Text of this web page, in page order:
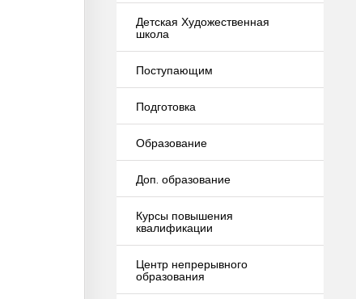
Детская Художественная
школа
Поступающим
Подготовка
Образование
Доп. образование
Курсы повышения
квалификации
Центр непрерывного
образования